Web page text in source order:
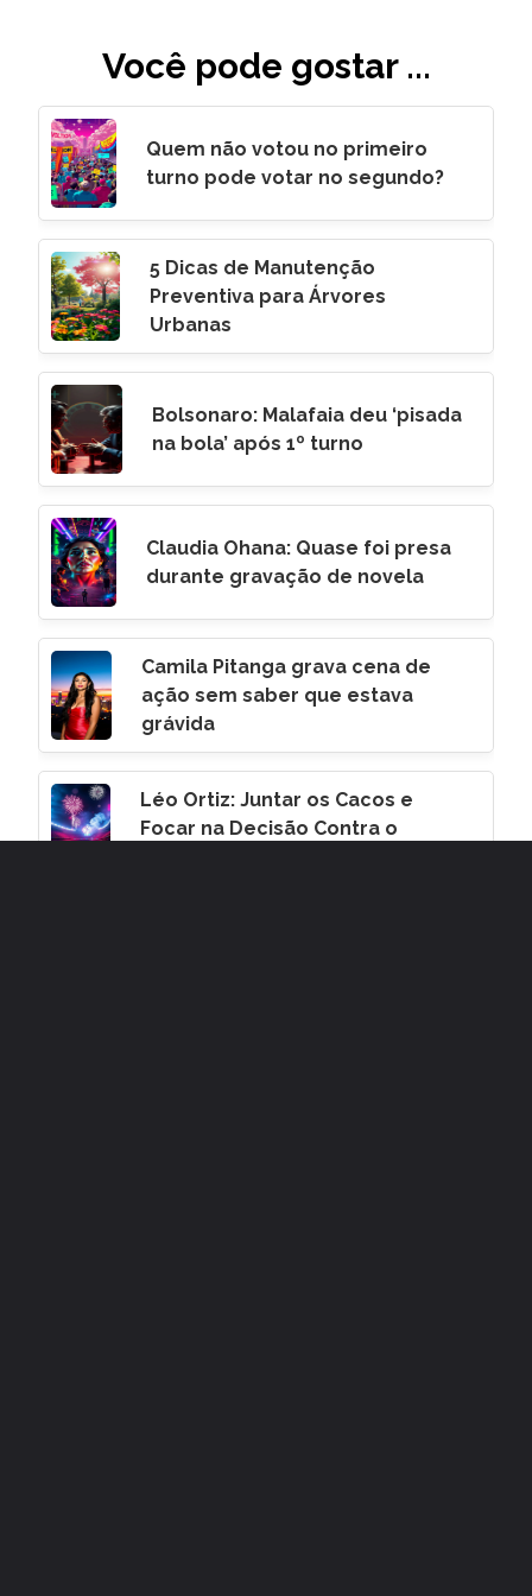
Você pode gostar ...
Quem não votou no primeiro
turno pode votar no segundo?
5 Dicas de Manutenção
Preventiva para Árvores
Urbanas
Bolsonaro: Malafaia deu ‘pisada
na bola’ após 1º turno
Claudia Ohana: Quase foi presa
durante gravação de novela
Camila Pitanga grava cena de
ação sem saber que estava
grávida
Léo Ortiz: Juntar os Cacos e
Focar na Decisão Contra o